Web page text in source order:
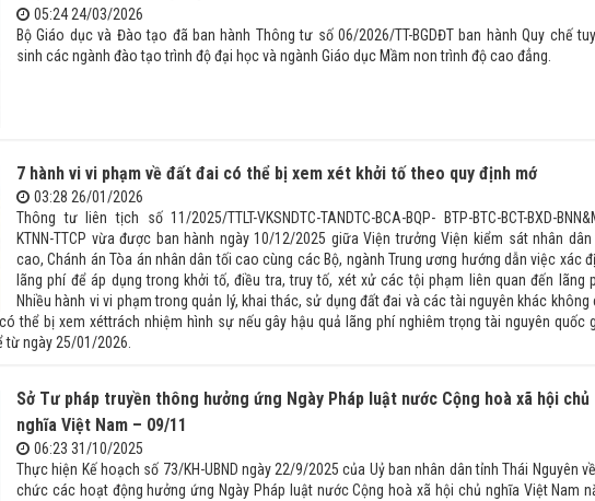
05:24 24/03/2026
Bộ Giáo dục và Đào tạo đã ban hành Thông tư số 06/2026/TT-BGDĐT ban hành Quy chế
sinh các ngành đào tạo trình độ đại học và ngành Giáo dục Mầm non trình độ cao đẳng.
7 hành vi vi phạm về đất đai có thể bị xem xét khởi tố theo quy định mớ
03:28 26/01/2026
Thông tư liên tịch số 11/2025/TTLT-VKSNDTC-TANDTC-BCA-BQP- BTP-BTC-BCT-BXD-
KTNN-TTCP vừa được ban hành ngày 10/12/2025 giữa Viện trưởng Viện kiểm sát nhân dân
cao, Chánh án Tòa án nhân dân tối cao cùng các Bộ, ngành Trung ương hướng dẫn việc xác
lãng phí để áp dụng trong khởi tố, điều tra, truy tố, xét xử các tội phạm liên quan đến lãng
Nhiều hành vi vi phạm trong quản lý, khai thác, sử dụng đất đai và các tài nguyên khác không
thể bị xem xéttrách nhiệm hình sự nếu gây hậu quả lãng phí nghiêm trọng tài nguyên quốc
ngày 25/01/2026.
Sở Tư pháp truyền thông hưởng ứng Ngày Pháp luật nước Cộng hoà xã hội chủ
nghĩa Việt Nam – 09/11
06:23 31/10/2025
Thực hiện Kế hoạch số 73/KH-UBND ngày 22/9/2025 của Uỷ ban nhân dân tỉnh Thái Nguyên
chức các hoạt động hưởng ứng Ngày Pháp luật nước Cộng hoà xã hội chủ nghĩa Việt Nam